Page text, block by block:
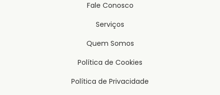
Fale Conosco
Serviços
Quem Somos
Política de Cookies
Política de Privacidade